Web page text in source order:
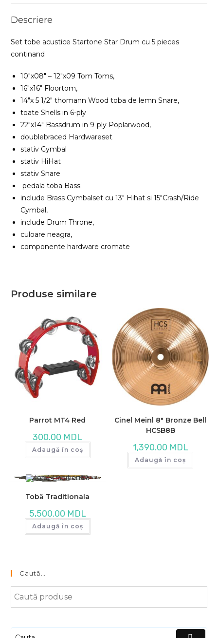
Descriere
Set tobe acustice Startone Star Drum cu 5 pieces
continand
10″x08″ – 12″x09 Tom Toms,
16″x16″ Floortom,
14″x 5 1/2″ thomann Wood toba de lemn Snare,
toate Shells in 6-ply
22″x14″ Bassdrum in 9-ply Poplarwood,
doublebraced Hardwareset
stativ Cymbal
stativ HiHat
stativ Snare
pedala toba Bass
include Brass Cymbalset cu 13″ Hihat si 15″Crash/Ride
Cymbal,
include Drum Throne,
culoare neagra,
componente hardware cromate
Produse similare
Parrot MT4 Red
300.00 MDL
Adaugă în coș
Cinel Meinl 8″ Bronze Bell
HCSB8B
1,390.00 MDL
Adaugă în coș
Tobă Traditionala
5,500.00 MDL
Adaugă în coș
Caută…